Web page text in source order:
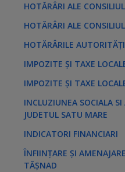
HOTĂRÂRI ALE
HOTĂRÂRI ALE
HOTĂRÂRILE
IMPOZITE ȘI TAXE
IMPOZITE ȘI TAXE
INCLUZIUNEA SOCIALA
JUDETUL SATU MARE
INDICATORI FINANCIARI
ÎNFIINȚARE ȘI
TĂȘNAD